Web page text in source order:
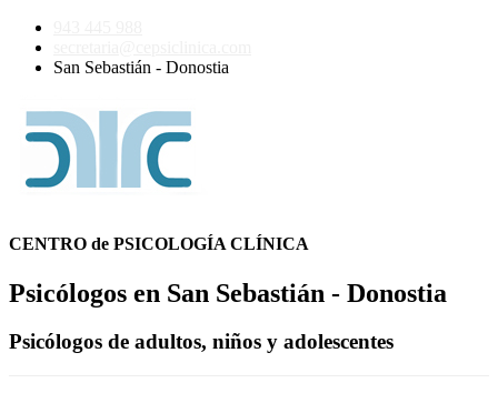
San Sebastián - Donostia
CENTRO de PSICOLOGÍA CLÍNICA
Psicólogos en San Sebastián - Donostia
Psicólogos de adultos, niños y adolescentes